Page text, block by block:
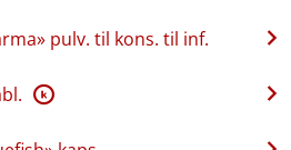
pulv. til kons. til inf.
K